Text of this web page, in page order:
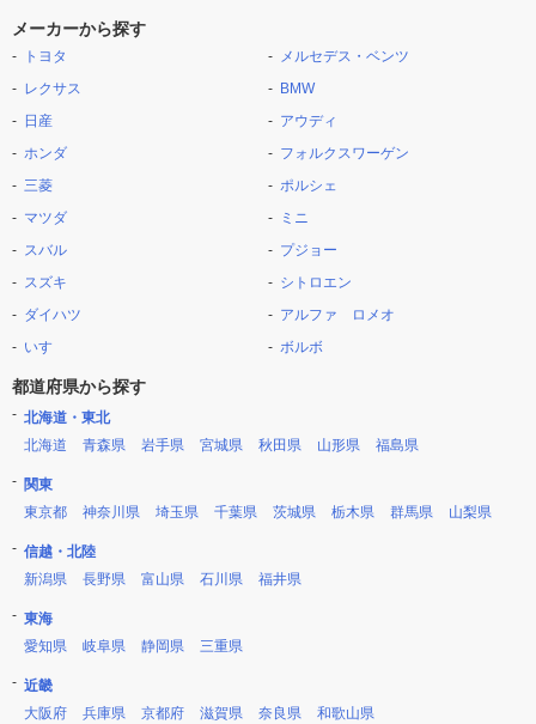
メーカーから探す
トヨタ
レクサス
日産
ホンダ
三菱
マツダ
スバル
スズキ
ダイハツ
いすゞ
メルセデス・ベンツ
BMW
アウディ
フォルクスワーゲン
ポルシェ
ミニ
プジョー
シトロエン
アルファ ロメオ
ボルボ
都道府県から探す
北海道・東北
北海道
青森県 岩手県 宮城県 秋田県 山形県 福島県
関東
東京都
神奈川県 埼玉県 千葉県 茨城県 栃木県 群馬県 山梨県
信越・北陸
新潟県
長野県 富山県 石川県 福井県
東海
愛知県
岐阜県 静岡県 三重県
近畿
大阪府
兵庫県 京都府 滋賀県 奈良県 和歌山県